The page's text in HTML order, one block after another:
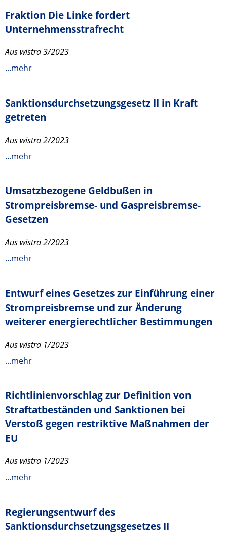
Fraktion Die Linke fordert
Unternehmensstrafrecht
Aus wistra 3/2023
...mehr
Sanktionsdurchsetzungsgesetz II in Kraft
getreten
Aus wistra 2/2023
...mehr
Umsatzbezogene Geldbußen in
Strompreisbremse- und Gaspreisbremse-
Gesetzen
Aus wistra 2/2023
...mehr
Entwurf eines Gesetzes zur Einführung einer
Strompreisbremse und zur Änderung
weiterer energierechtlicher Bestimmungen
Aus wistra 1/2023
...mehr
Richtlinienvorschlag zur Definition von
Straftatbeständen und Sanktionen bei
Verstoß gegen restriktive Maßnahmen der
EU
Aus wistra 1/2023
...mehr
Regierungsentwurf des
Sanktionsdurchsetzungsgesetzes II